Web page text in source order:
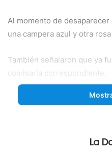
Al momento de
una campera azul y otra
También señalaron que ya
comisaría correspondiente.
Las personas que tengan
La